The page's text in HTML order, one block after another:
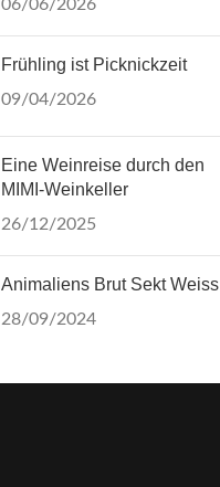
06/06/2026
Frühling ist Picknickzeit
09/04/2026
Eine Weinreise durch den
MIMI-Weinkeller
26/12/2025
Animaliens Brut Sekt Weiss
28/09/2024